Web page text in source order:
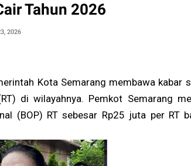
Tahun 2026
2026
Kota Semarang membawa kabar
di wilayahnya. Pemkot Semarang
(BOP) RT sebesar Rp25 juta per RT